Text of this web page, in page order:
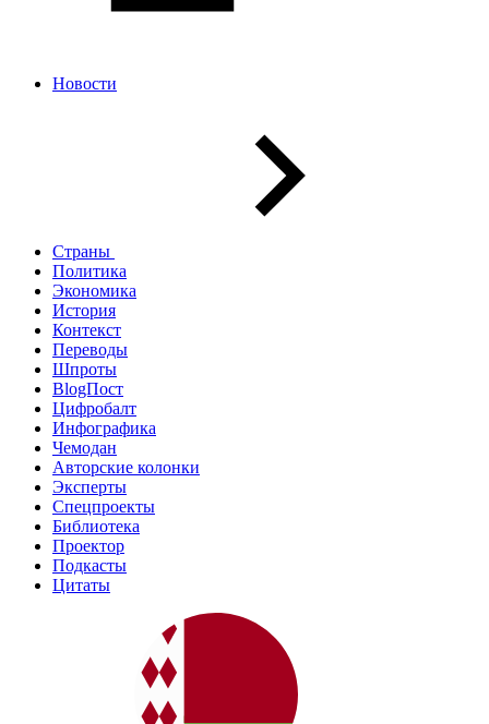
Новости
Страны
Политика
Экономика
История
Контекст
Переводы
Шпроты
BlogПост
Цифробалт
Инфографика
Чемодан
Авторские колонки
Эксперты
Спецпроекты
Библиотека
Проектор
Подкасты
Цитаты